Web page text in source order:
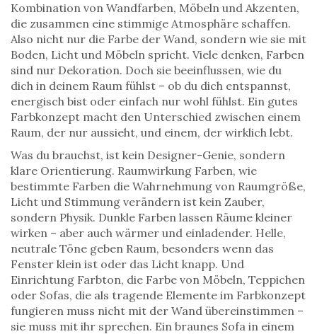
Kombination von Wandfarben, Möbeln und Akzenten,
die zusammen eine stimmige Atmosphäre schaffen.
Also nicht nur die Farbe der Wand, sondern wie sie mit
Boden, Licht und Möbeln spricht. Viele denken, Farben
sind nur Dekoration. Doch sie beeinflussen, wie du
dich in deinem Raum fühlst – ob du dich entspannst,
energisch bist oder einfach nur wohl fühlst. Ein gutes
Farbkonzept macht den Unterschied zwischen einem
Raum, der nur aussieht, und einem, der wirklich lebt.
Was du brauchst, ist kein Designer-Genie, sondern
klare Orientierung. Raumwirkung Farben, wie
bestimmte Farben die Wahrnehmung von Raumgröße,
Licht und Stimmung verändern ist kein Zauber,
sondern Physik. Dunkle Farben lassen Räume kleiner
wirken – aber auch wärmer und einladender. Helle,
neutrale Töne geben Raum, besonders wenn das
Fenster klein ist oder das Licht knapp. Und
Einrichtung Farbton, die Farbe von Möbeln, Teppichen
oder Sofas, die als tragende Elemente im Farbkonzept
fungieren muss nicht mit der Wand übereinstimmen –
sie muss mit ihr sprechen. Ein braunes Sofa in einem